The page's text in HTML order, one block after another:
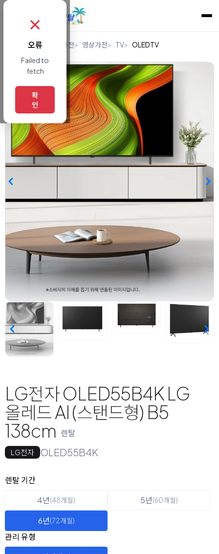
렌탈 디지털/가전 영상가전 TV OLEDTV
LG전자 OLED55B4K LG
올레드 AI (스탠드형) B5
138cm 렌탈
LG전자 OLED55B4K
옵션 선택
렌탈 선택
렌탈 기간
4년(48개월) 5년(60개월)
6년(72개월)
관리 유형
✗
오류
Failed to
fetch
확
인